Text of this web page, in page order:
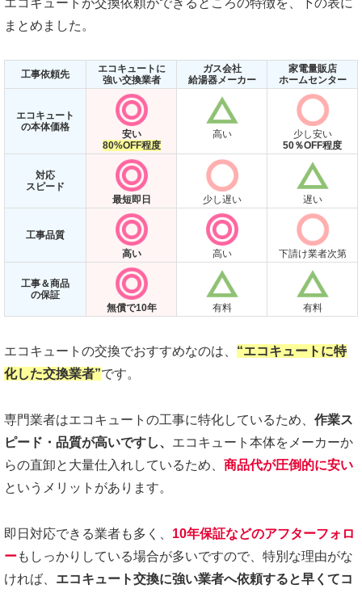
まとめました。
工事依頼先
エコキュートに
強い交換業者
ガス会社
給湯器メーカー
家電量販店
ホームセンター
エコキュート
の本体価格
安い
80%OFF程度
高い
少し安い
50％OFF程度
対応
スピード
最短即日
少し遅い 遅い
工事品質
高い
高い 下請け業者次第
工事＆商品
の保証
無償で10年
有料 有料
エコキュートの交換でおすすめなのは、 “エコキュートに特
化した交換業者”です。
専門業者はエコキュートの工事に特化しているため、 作業ス
ピード・品質が高いですし、 エコキュート本体をメーカーか
らの直卸と大量仕入れしているため、 商品代が圧倒的に安い
というメリットがあります。
即日対応できる業者も多く、 10年保証などのアフターフォロ
ーもしっかりしている場合が多いですので、特別な理由がな
ければ、 エコキュート交換に強い業者へ依頼すると早くてコ